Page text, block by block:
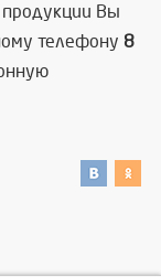
продукции Вы
телефону 8